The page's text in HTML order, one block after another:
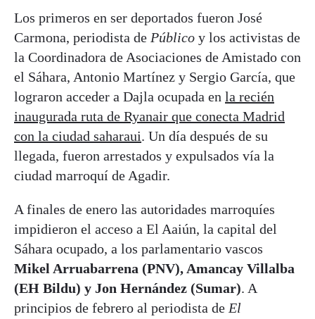
Los primeros en ser deportados fueron José
Carmona, periodista de Público y los activistas de
la Coordinadora de Asociaciones de Amistado con
el Sáhara, Antonio Martínez y Sergio García, que
lograron acceder a Dajla ocupada en la recién
inaugurada ruta de Ryanair que conecta Madrid
con la ciudad saharaui. Un día después de su
llegada, fueron arrestados y expulsados vía la
ciudad marroquí de Agadir.
A finales de enero las autoridades marroquíes
impidieron el acceso a El Aaiún, la capital del
Sáhara ocupado, a los parlamentario vascos
Mikel Arruabarrena (PNV), Amancay Villalba
(EH Bildu) y Jon Hernández (Sumar). A
principios de febrero al periodista de El